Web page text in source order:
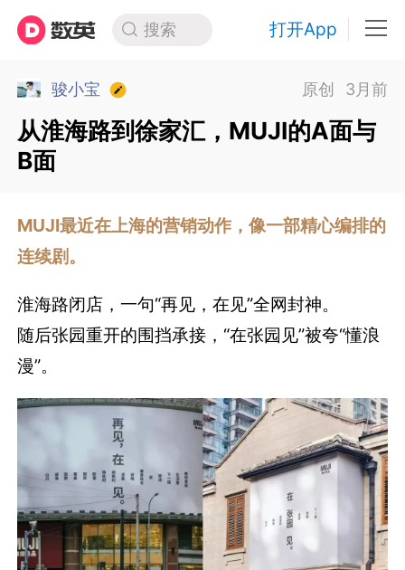
搜索 打开App
骏小宝 原创 3月前
从淮海路到徐家汇，MUJI的A面与
B面
MUJI最近在上海的营销动作，像一部精心编排的
连续剧。
淮海路闭店，一句“再见，在见”全网封神。
随后张园重开的围挡承接，“在张园见”被夸“懂浪
漫”。